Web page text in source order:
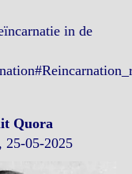
in de
Quora
25-05-2025